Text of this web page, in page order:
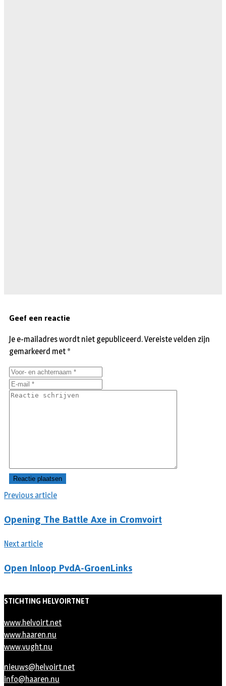
Previous article
Opening The Battle Axe in Cromvoirt
Next article
Open Inloop PvdA-GroenLinks
Geef een reactie
Je e-mailadres wordt niet gepubliceerd.Vereiste velden zijn
gemarkeerd met *
STICHTING HELVOIRTNET
www.helvoirt.net
www.haaren.nu
www.vught.nu
nieuws@helvoirt.net
info@haaren.nu